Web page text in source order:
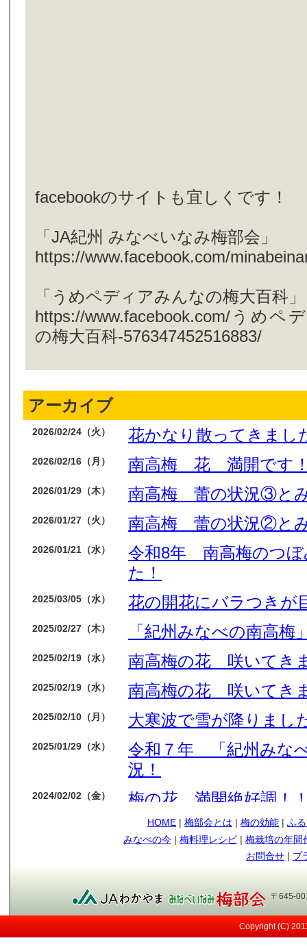
facebookのサイトも宜しくです！
「JA紀州 みなべいなみ梅部会」
https://www.facebook.com/
「うめペディアみんなの梅大百科」
https://www.facebook.com/うめペ
の梅大百科-576347452516883/
アーカイブ
2026/02/24（火） 花かなり散ってきま
2026/02/16（月） 南高梅 花 満開です
2026/01/29（木） 南高梅 蕾の状況③と
2026/01/27（火） 南高梅 蕾の状況②と
2026/01/21（水）
令和8年 南高梅のつぼ
た！
2025/03/05（水） 花の開花にバラつきが
2025/02/27（木） 「紀州みなべの南高
2025/02/19（水） 南高梅の花 咲いてき
2025/02/19（水） 南高梅の花 咲いてき
2025/02/10（月） 大寒波で雪が降りまし
2025/01/29（水）
令和７年 「紀州みな
況！
2024/02/02（金） 梅の花 満開絶好調！
今年も梅の花順調です
もう少しで収獲です
順調に育ってます
2023/03/29（水） 今年も南高梅の実が見
HOME | 梅部会とは | 梅の効能 | ふ
みなべの今 | 梅料理レシピ | 梅栽培の年間
お問合せ | プ
〒645-
Copyright (C)